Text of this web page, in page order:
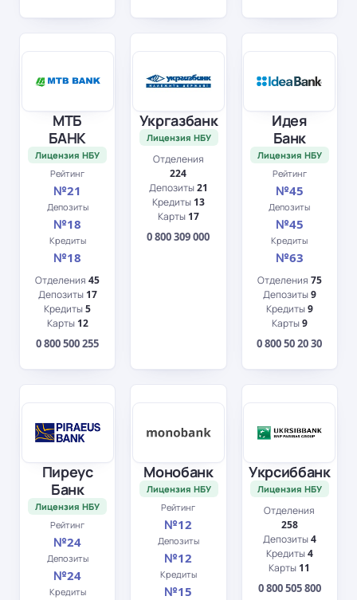
МТБ
БАНК
Лицензия НБУ
Рейтинг
№21
Депозиты
№18
Кредиты
№18
Отделения45
Депозиты 17
Кредиты5
Карты 12
0 800 500 255
Укргазбанк
Лицензия НБУ
Отделения
224
Депозиты21
Кредиты 13
Карты 17
0 800 309 000
Идея
Банк
Лицензия НБУ
Рейтинг
№45
Депозиты
№45
Кредиты
№63
Отделения 75
Депозиты9
Кредиты9
Карты9
0 800 50 20 30
Пиреус
Банк
Лицензия НБУ
Рейтинг
№24
Депозиты
№24
Кредиты
Монобанк
Лицензия НБУ
Рейтинг
№12
Депозиты
№12
Кредиты
№15
Укрсиббанк
Лицензия НБУ
Отделения
258
Депозиты4
Кредиты4
Карты 11
0 800 505 800